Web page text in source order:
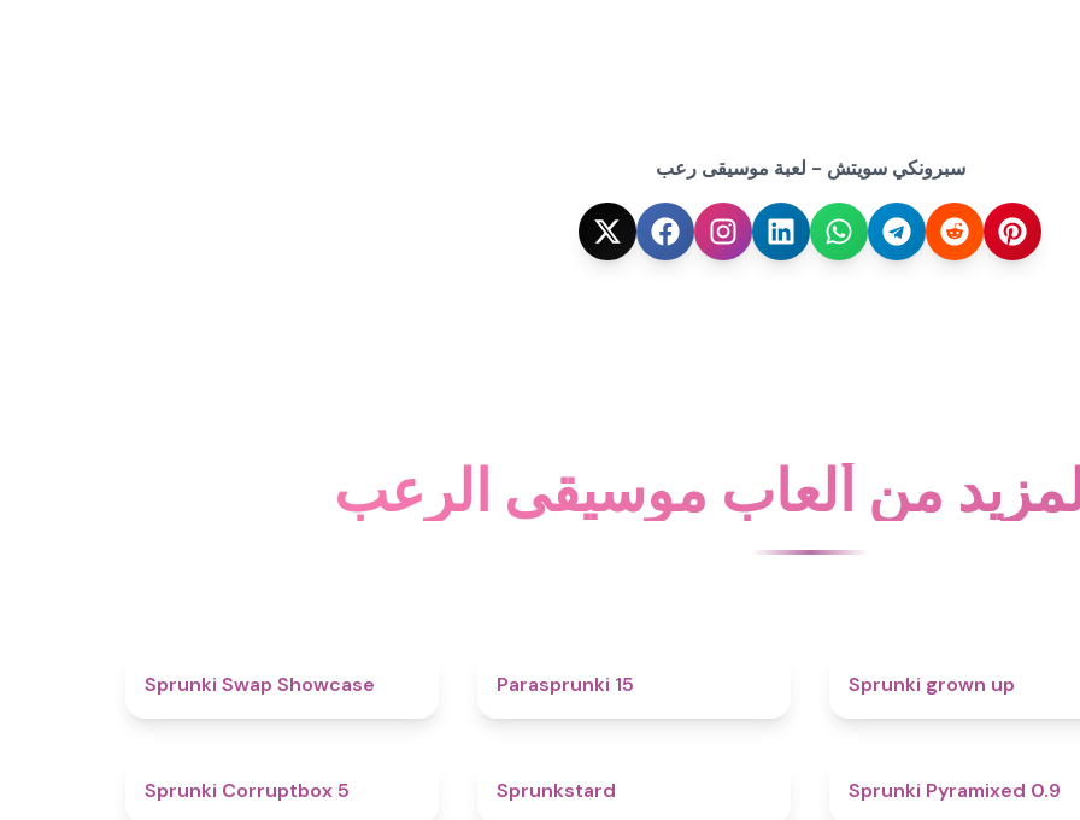
سبرونكي سويتش - لعبة موسيقى رعب
من ألعاب موسيقى الرعب
Sprunki Swap Showcase Parasprunki 15 Sprunki grown up
Sprunki Corruptbox 5 Sprunkstard Sprunki Pyramixed 0.9